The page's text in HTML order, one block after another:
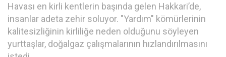
Havası en kirli kentlerin başında gelen Hakkari’de,
insanlar adeta zehir soluyor. "Yardım" kömürlerinin
kalitesizliğinin kirliliğe neden olduğunu söyleyen
yurttaşlar, doğalgaz çalışmalarının hızlandırılmasını